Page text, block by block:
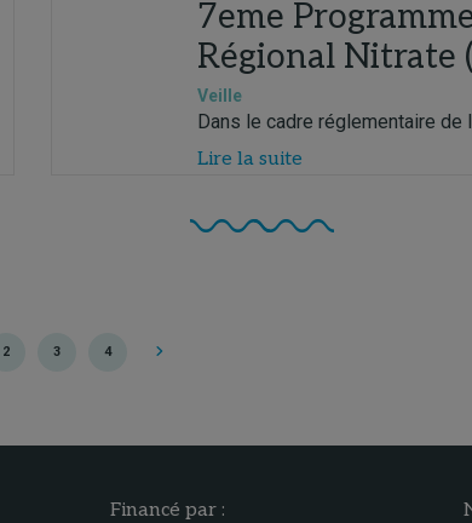
7eme
Régional Nitrate
Veille
Dans le cadre réglementaire de
Lire la suite
2 3 4
Financé par :